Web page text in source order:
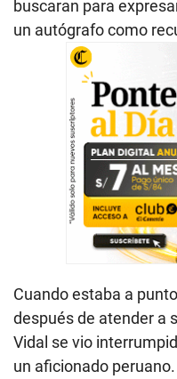
buscaran para
un autógrafo como
Cuando estaba a
después de atender a
Vidal se vio
un aficionado